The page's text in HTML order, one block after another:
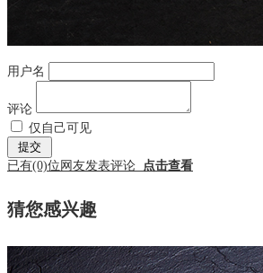
用户名
评论
仅自己可见
已有(0)位网友发表评论 点击查看
猜您感兴趣